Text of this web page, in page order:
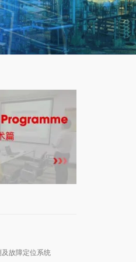
故障定位系统